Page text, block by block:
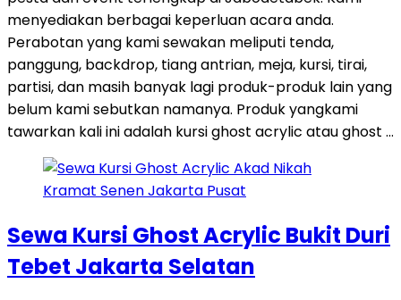
menyediakan berbagai keperluan acara anda.
Perabotan yang kami sewakan meliputi tenda,
panggung, backdrop, tiang antrian, meja, kursi, tirai,
partisi, dan masih banyak lagi produk-produk lain yang
belum kami sebutkan namanya. Produk yangkami
tawarkan kali ini adalah kursi ghost acrylic atau ghost …
Sewa Kursi Ghost Acrylic Bukit Duri
Tebet Jakarta Selatan